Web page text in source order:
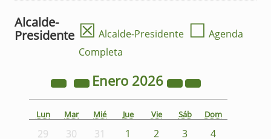
Alcalde-
Presidente ☒ Alcalde-Presidente ☐ Agenda
Completa
Enero 2026
Lun Mar Mié Jue Vie Sáb Dom
29 30 31 1 2 3
4